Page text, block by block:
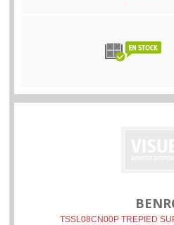
TSSL08CN00P TREPIED